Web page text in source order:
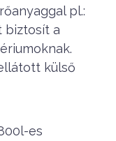
pl.:
biztosít a
külső
es